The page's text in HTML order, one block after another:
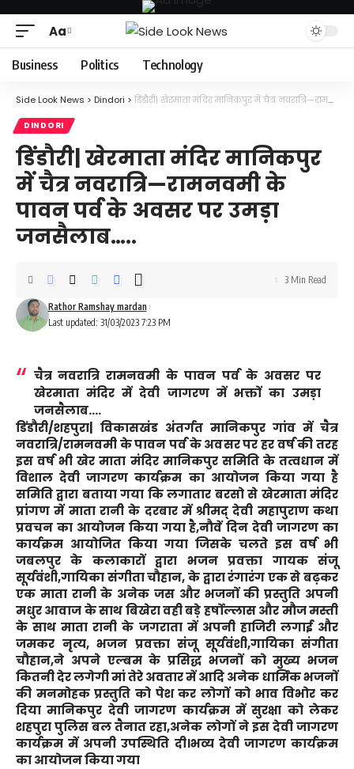
Font
Resizer
Aa
Business Politics Technology
Side Look News > Dindori > डिंडौरी| खेरमाता मंदिर मानिकपुर में चैत्र नवरात्रि—रामनवमी के पावन पर्व के अवसर पर उमड़ा जनसैलाब…..
DINDORI
डिंडौरी| खेरमाता मंदिर मानिकपुर
में चैत्र नवरात्रि—रामनवमी के
पावन पर्व के अवसर पर उमड़ा
जनसैलाब…..
Last updated: 31/03/2023 7:23 PM
Rathor Ramshay mardan
3 Min Read
चैत्र नवरात्रि रामनवमी के पावन पर्व के अवसर पर
खेरमाता मंदिर में देवी जागरण में भक्तों का उमड़ा
जनसैलाब….
डिंडौरी/शहपुरा|
विकासखंड अंतर्गत मानिकपुर गांव में चैत्र
नवरात्रि/रामनवमी के पावन पर्व के अवसर पर हर वर्ष की तरह
इस वर्ष भी खेर माता मंदिर मानिकपुर समिति के तत्वधान में
विशाल देवी जागरण कार्यक्रम का आयोजन किया गया है
समिति द्वारा बताया गया कि लगातार बरसो से खेरमाता मंदिर
प्रांगण में माता रानी के दरबार में श्रीमद् देवी महापुराण कथा
प्रवचन का आयोजन किया गया है,नौवें दिन देवी जागरण का
कार्यक्रम आयोजित किया गया जिसके चलते इस वर्ष भी
जबलपुर के कलाकारों द्वारा भजन प्रवक्ता गायक संजू
सूर्यवंशी,गायिका संगीता चौहान, के द्वारा रंगारंग एक से बढ़कर
एक माता रानी के अनेक जस और भजनों की प्रस्तुति अपनी
मधुर आवाज के साथ बिखेरा वही बड़े हर्षोल्लास और मौज मस्ती
के साथ माता रानी के जगराता में अपनी हाजिरी लगाई और
जमकर नृत्य, भजन प्रवक्ता संजू सूर्यवंशी,गायिका संगीता
चौहान,ने अपने एल्बम के प्रसिद्ध भजनों को मुख्य भजन
कितनी देर लगेगी मां तेरे अवतार में आदि अनेक धार्मिक भजनों
की मनमोहक प्रस्तुति को पेश कर लोगों को भाव विभोर कर
दिया मानिकपुर देवी जागरण कार्यक्रम में सुरक्षा को लेकर
शहपुरा पुलिस बल तैनात रहा,अनेक लोगों ने इस देवी जागरण
कार्यक्रम में अपनी उपस्थिति दी।भव्य देवी जागरण कार्यक्रम
का आयोजन किया गया